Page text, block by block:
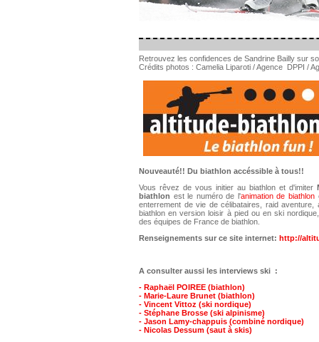
Retrouvez les confidences de Sandrine Bailly sur
Crédits photos : Camelia Liparoti / Agence DPPI /
Nouveauté!! Du biathlon accéssible à tous!!
Vous rêvez de vous initier au biathlon et d'imiter
biathlon est le numéro de l'animation de biathlon
enterrement de vie de célibataires, raid aventure,
biathlon en version loisir à pied ou en ski
des équipes de France de biathlon.
Renseignements sur ce site internet: http://
A consulter aussi les interviews ski :
- Raphaël POIREE (biathlon)
- Marie-Laure Brunet (biathlon)
- Vincent Vittoz (ski nordique)
- Stéphane Brosse (ski alpinisme)
- Jason Lamy-chappuis (combiné nordique)
- Nicolas Dessum (saut à skis)